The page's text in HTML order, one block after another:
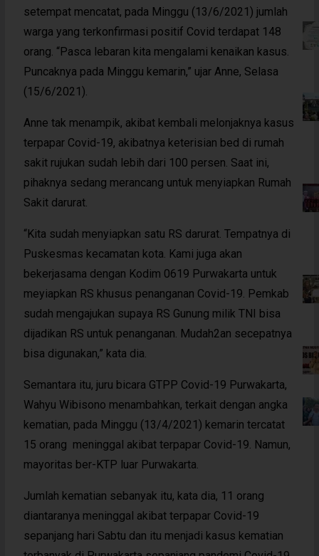
setempat mencatat, pada Minggu (13/6/2021) jumlah
warga yang terkonfirmasi positif Covid terdapat 148
orang. “Pasca lebaran kita mengalami kenaikan kasus.
Puncaknya pada Minggu kemarin,” ujar Anne, Selasa
(15/6/2021).
Anne tak menampik, akibat kembali melonjaknya kasus
terpapar Covid-19, akibatnya keterisian bed di rumah
sakit rujukan sudah lebih dari 100 persen. Saat ini,
pihaknya sedang merancang untuk menyiapkan Rumah
Sakit darurat.
“Kita sudah menyiapkan satu RS darurat. Tempatnya di
Puskesmas kecamatan kota. Kami juga akan
bekerjasama dengan Kodim 0619 Purwakarta untuk
meyiapkan RS khusus penanganan Covid-19. Pemkab
sudah mengajukan supaya RS Gunung milik TNI bisa
dijadikan RS untuk penanganan. Mudah2an secepatnya
bisa digunakan,” kata dia.
Semantara itu, juru bicara GTPP Covid-19 Purwakarta,
Wahyu Wibisono menambahkan, terkait dengan angka
kematian, pada Minggu (13/4/2021) kemarin tercatat
15 orang meninggal akibat terpapar Covid-19. Namun,
mayoritas ber-KTP luar Purwakarta.
Jumlah kematian sebanyak itu, kata dia, 11 orang
diantaranya meninggal akibat terpapar Covid-19
sepanjang hari Sabtu dan itu menjadi kasus kematian